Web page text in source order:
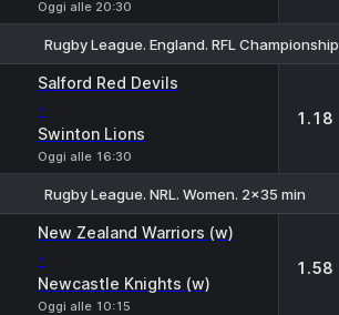
Oggi alle 20:30
Rugby League. England. RFL Championship
Salford Red Devils
-
Swinton Lions
Oggi alle 16:30
1.18
Rugby League. NRL. Women. 2x35 min
New Zealand Warriors (w)
-
Newcastle Knights (w)
Oggi alle 10:15
1.58